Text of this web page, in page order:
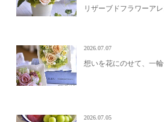
リザーブドフラワーア
2026.07.07
想いを花にのせて、一輪
2026.07.05